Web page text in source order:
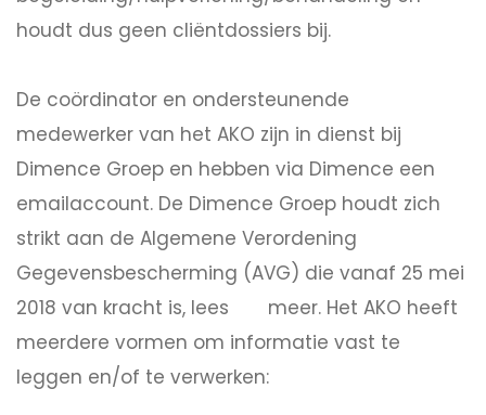
houdt dus geen cliëntdossiers bij.
De coördinator en ondersteunende
medewerker van het AKO zijn in dienst bij
Dimence Groep en hebben via Dimence een
emailaccount. De Dimence Groep houdt zich
strikt aan de Algemene Verordening
Gegevensbescherming (AVG) die vanaf 25 mei
2018 van kracht is, lees
meer. Het AKO heeft
meerdere vormen om informatie vast te
leggen en/of te verwerken: